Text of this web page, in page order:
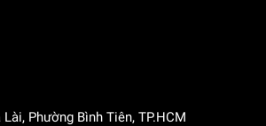
Lài, Phường Bình Tiên, TP.HCM